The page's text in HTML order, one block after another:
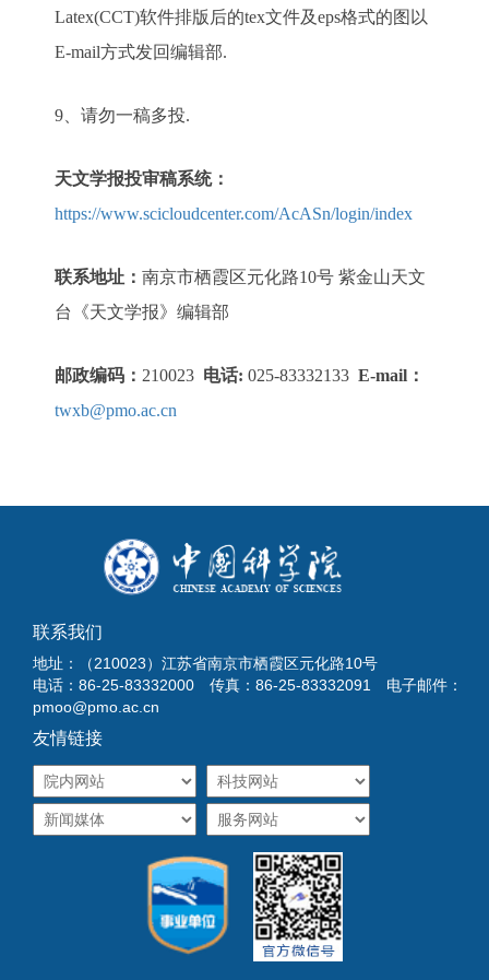
Latex(CCT)软件排版后的tex文件及eps格式的图以
E-mail方式发回编辑部.
9、请勿一稿多投.
天文学报投审稿系统：
https://www.scicloudcenter.com/AcASn/login/index
联系地址： 南京市栖霞区元化路10号 紫金山天文
台《天文学报》编辑部
邮政编码： 210023 电话: 025-83332133 E-mail：
twxb@pmo.ac.cn
联系我们
地址：（210023）江苏省南京市栖霞区元化路10号
电话：86-25-83332000 传真：86-25-83332091 电子邮件：
pmoo@pmo.ac.cn
友情链接